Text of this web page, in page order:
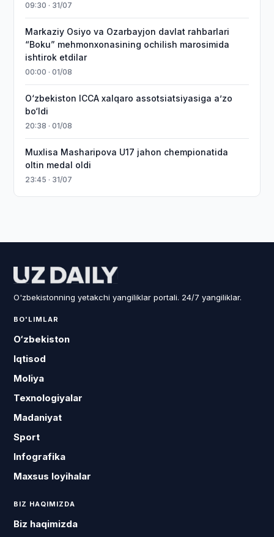
09:30 · 31/07
Markaziy Osiyo va Ozarbayjon davlat rahbarlari
“Boku” mehmonxonasining ochilish marosimida
ishtirok etdilar
00:00 · 01/08
O‘zbekiston ICCA xalqaro assotsiatsiyasiga aʼzo
bo‘ldi
20:38 · 01/08
Muxlisa Masharipova U17 jahon chempionatida
oltin medal oldi
23:45 · 31/07
O'zbekistonning yetakchi yangiliklar portali. 24/7 yangiliklar.
BO'LIMLAR
O‘zbekiston
Iqtisod
Moliya
Texnologiyalar
Madaniyat
Sport
Infografika
Maxsus loyihalar
BIZ HAQIMIZDA
Biz haqimizda